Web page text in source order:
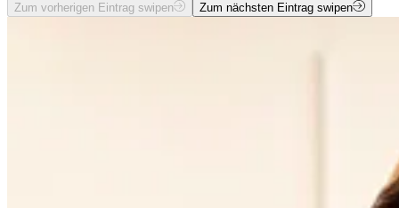
Zum vorherigen Eintrag swipen Zum nächsten Eintrag swipen